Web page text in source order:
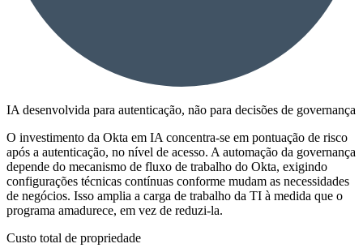
IA desenvolvida para autenticação, não para decisões de governança
O investimento da Okta em IA concentra-se em pontuação de risco
após a autenticação, no nível de acesso. A automação da governança
depende do mecanismo de fluxo de trabalho do Okta, exigindo
configurações técnicas contínuas conforme mudam as necessidades
de negócios. Isso amplia a carga de trabalho da TI à medida que o
programa amadurece, em vez de reduzi-la.
Custo total de propriedade